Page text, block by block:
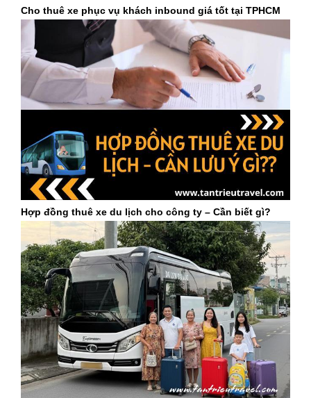
Cho thuê xe phục vụ khách inbound giá tốt tại TPHCM
Hợp đồng thuê xe du lịch cho công ty – Cần biết gì?